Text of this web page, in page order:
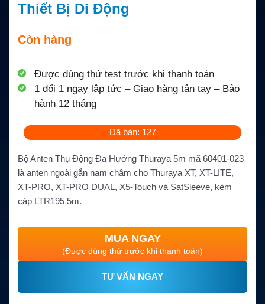
Thiết Bị Di Động
Còn hàng
Được dùng thử test trước khi thanh toán
1 đổi 1 ngay lập tức – Giao hàng tận tay – Bảo
hành 12 tháng
Đã bán: 127
Bộ Anten Thụ Động Đa Hướng Thuraya 5m mã 60401-023
là anten ngoài gắn nam châm cho Thuraya XT, XT-LITE,
XT-PRO, XT-PRO DUAL, X5-Touch và SatSleeve, kèm
cáp LTR195 5m.
MUA NGAY
(Được dùng thử trước khi thanh toán)
TƯ VẤN NGAY